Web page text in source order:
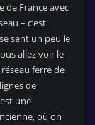
de France avec
– c’est
sent un peu le
allez voir le
ferré de
de
une
où on